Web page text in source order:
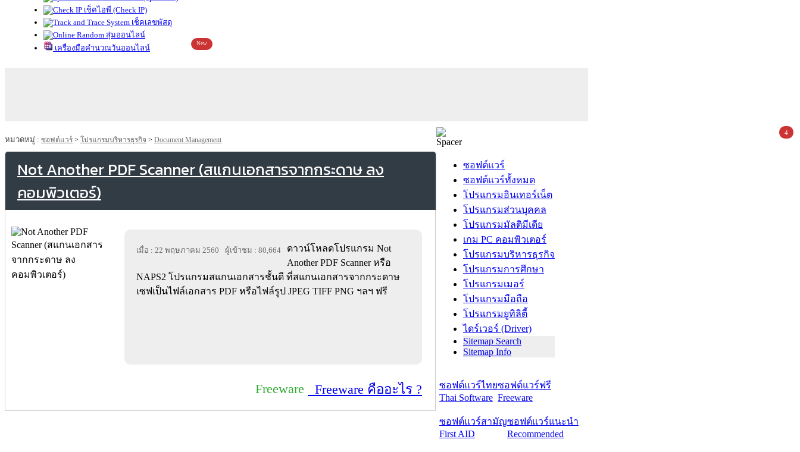
เช็คไอพี (Check IP)
เช็คเลขพัสดุ
สุ่มออนไลน์
เครื่องมือคำนวณวันออนไลน์
New
หมวดหมู่ : ซอฟต์แวร์ > โปรแกรมบริหารธุรกิจ > Document Management
Not Another PDF Scanner (สแกนเอกสารจากกระดาษ ลง
คอมพิวเตอร์)
เมื่อ : 22 พฤษภาคม 2560 ผู้เข้าชม : 80,664
ดาวน์โหลดโปรแกรม Not
Another PDF Scanner หรือ
NAPS2 โปรแกรมสแกนเอกสารชั้นดี ที่สแกนเอกสารจากกระดาษ
เซฟเป็นไฟล์เอกสาร PDF หรือไฟล์รูป JPEG TIFF PNG ฯลฯ ฟรี
Freeware Freeware คืออะไร ?
ซอฟต์แวร์
ซอฟต์แวร์ทั้งหมด
โปรแกรมอินเทอร์เน็ต
โปรแกรมส่วนบุคคล
โปรแกรมมัลติมีเดีย
เกม PC คอมพิวเตอร์
โปรแกรมบริหารธุรกิจ
โปรแกรมการศึกษา
โปรแกรมเมอร์
โปรแกรมมือถือ
โปรแกรมยูทิลิตี้
ไดร์เวอร์ (Driver)
Sitemap Search
Sitemap Info
ซอฟต์แวร์ไทย
Thai Software
ซอฟต์แวร์ฟรี
Freeware
ซอฟต์แวร์สามัญ
First AID
ซอฟต์แวร์แนะนำ
Recommended
4